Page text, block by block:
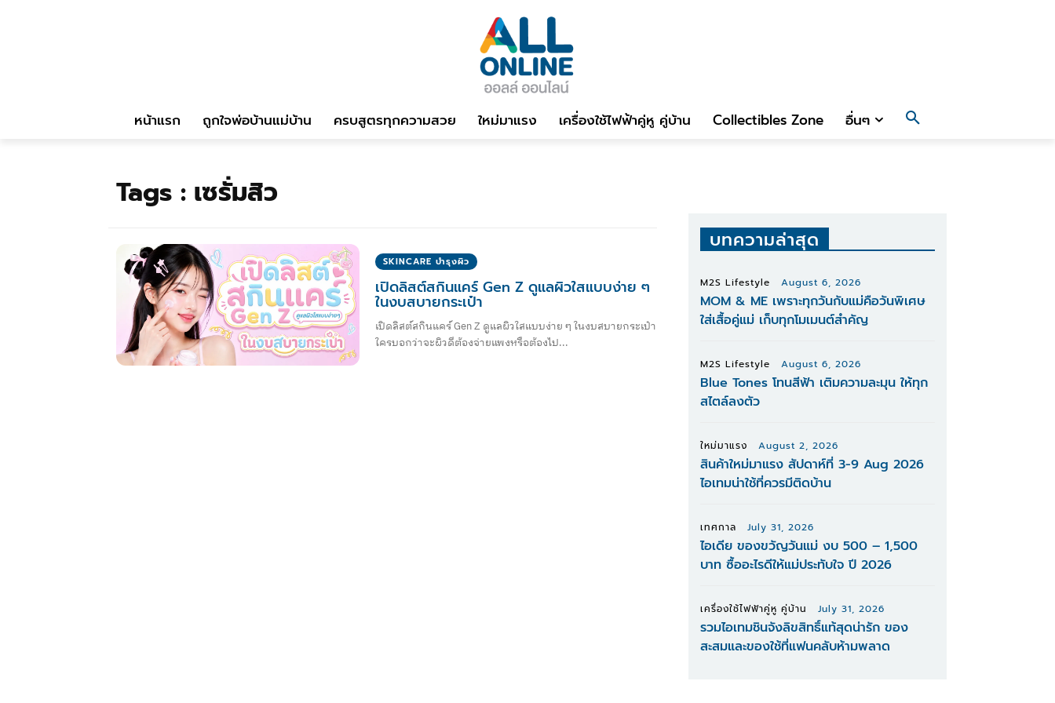
หน้าแรก ถูกใจพ่อบ้านแม่บ้าน ครบสูตรทุกความสวย ใหม่มาแรง เครื่องใช้ไฟฟ้าคู่หู คู่บ้าน Collectibles Zone อื่นๆ
Tags : เซรั่มสิว
SKINCARE บำรุงผิว
เปิดลิสต์สกินแคร์ Gen Z ดูแลผิวใสแบบง่าย ๆ
ในงบสบายกระเป๋า
เปิดลิสต์สกินแคร์ Gen Z ดูแลผิวใสแบบง่าย ๆ ในงบสบายกระเป๋า
ใครบอกว่าจะผิวดีต้องจ่ายแพงหรือต้องไป...
บทความล่าสุด
M2S Lifestyle August 6, 2026
MOM & ME เพราะทุกวันกับแม่คือวันพิเศษ
ใส่เสื้อคู่แม่ เก็บทุกโมเมนต์สำคัญ
M2S Lifestyle August 6, 2026
Blue Tones โทนสีฟ้า เติมความละมุน ให้ทุก
สไตล์ลงตัว
ใหม่มาแรง August 2, 2026
สินค้าใหม่มาแรง สัปดาห์ที่ 3-9 Aug 2026
ไอเทมน่าใช้ที่ควรมีติดบ้าน
เทศกาล July 31, 2026
ไอเดีย ของขวัญวันแม่ งบ 500 – 1,500
บาท ซื้ออะไรดีให้แม่ประทับใจ ปี 2026
เครื่องใช้ไฟฟ้าคู่หู คู่บ้าน July 31, 2026
รวมไอเทมชินจังลิขสิทธิ์แท้สุดน่ารัก ของ
สะสมและของใช้ที่แฟนคลับห้ามพลาด